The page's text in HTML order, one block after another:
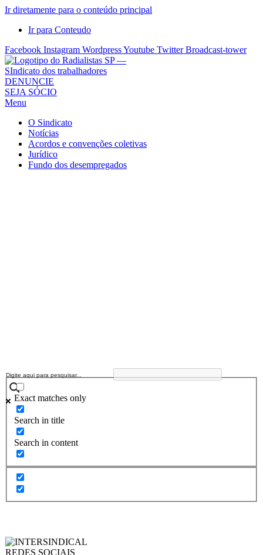
Ir diretamente para o conteúdo principal
Ir para Conteudo
Facebook Instagram WordpressYoutube Twitter Broadcast-tower
Sindicato
dos
Radialistas
São
Paulo
Sindicato
DENUNCIE
SEJA SÓCIO
Menu
O Sindicato
Notícias
Acordos e convenções coletivas
Jurídico
Fundo dos desempregados
Exact matches only
Search in title
Search in content